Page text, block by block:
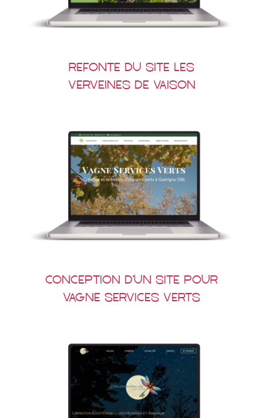
Refonte du site Les
Verveines de Vaison
Conception d’un site pour
Vagne Services Verts